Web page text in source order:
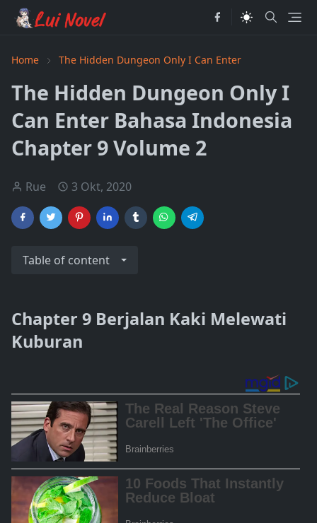
Home The Hidden Dungeon Only I Can Enter
The Hidden Dungeon Only I
Can Enter Bahasa Indonesia
Chapter 9 Volume 2
Rue 3 Okt, 2020
Table of content
Chapter 9 Berjalan Kaki Melewati
Kuburan